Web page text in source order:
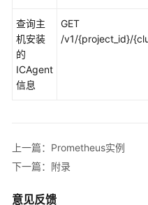
用
户
南
践
API
查询主
机安装
的
ICAgent
信息
GET
/v1/{project_id}/
上一篇：Prometheus实例
下一篇：附录
意见反馈